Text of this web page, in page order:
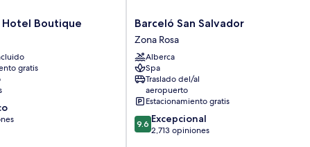
Hotel Boutique
gratis
Barceló
San
Salvador
Zona
Rosa
Barceló San Salvador
Zona Rosa
Alberca
Spa
Traslado del/al
aeropuerto
Estacionamiento gratis
9.6
de
9.6 Excepcional
2,713 opiniones